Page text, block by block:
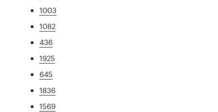
1003
1082
436
1925
645
1836
1569